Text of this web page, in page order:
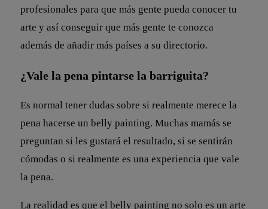
profesionales para que más gente pueda conocer tu
arte y así conseguir que más gente te conozca
además de añadir más países a su directorio.
¿Vale la pena pintarse la barriguita?
Es normal tener dudas sobre si realmente merece la
pena hacerse un belly painting. Muchas mamás se
preguntan si les gustará el resultado, si se sentirán
cómodas o si realmente es una experiencia que vale
la pena.
La realidad es que el belly painting no solo es un arte